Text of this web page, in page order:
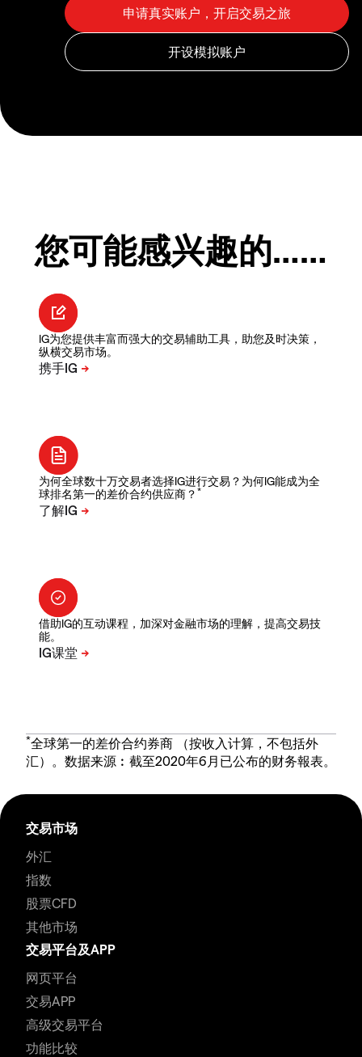
您可能感兴趣的……
IG为您提供丰富而强大的交易辅助工具，助您及时决策，
纵横交易市场。
为何全球数十万交易者选择IG进行交易？为何IG能成为全
球排名第一的差价合约供应商？ *
借助IG的互动课程，加深对金融市场的理解，提高交易技
能。
*全球第一的差价合约券商 （按收入计算，不包括外
汇）。数据来源︰截至2020年6月已公布的财务報表。
交易市场
外汇
指数
股票CFD
其他市场
交易平台及APP
网页平台
交易APP
高级交易平台
功能比较